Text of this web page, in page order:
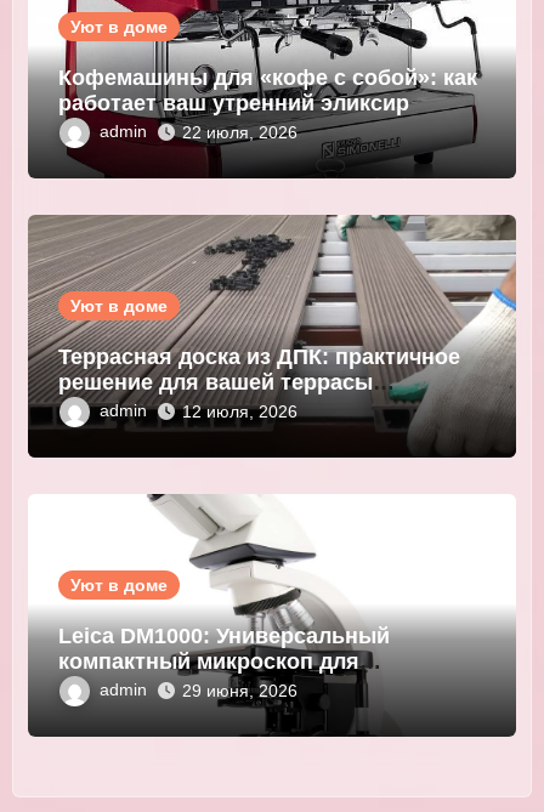
Уют в доме
Кофемашины для «кофе с собой»: как
работает ваш утренний эликсир
admin 22 июля, 2026
Уют в доме
Террасная доска из ДПК: практичное
решение для вашей террасы
WOODGRAND
admin 12 июля, 2026
Уют в доме
Leica DM1000: Универсальный
компактный микроскоп для
современных лабораторий
admin 29 июня, 2026